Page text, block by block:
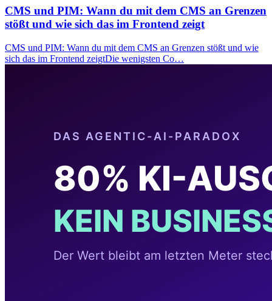
CMS und PIM: Wann du mit dem CMS an Grenzen
stößt und wie sich das im Frontend zeigt
CMS und PIM: Wann du mit dem CMS an Grenzen stößt und wie
sich das im Frontend zeigtDie wenigsten Co…